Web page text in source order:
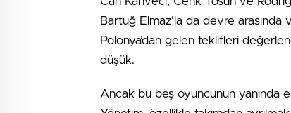
Bartuğ Elmaz’la da devre arasında
Polonya’dan gelen teklifleri
düşük.
Ancak bu beş oyuncunun yanında